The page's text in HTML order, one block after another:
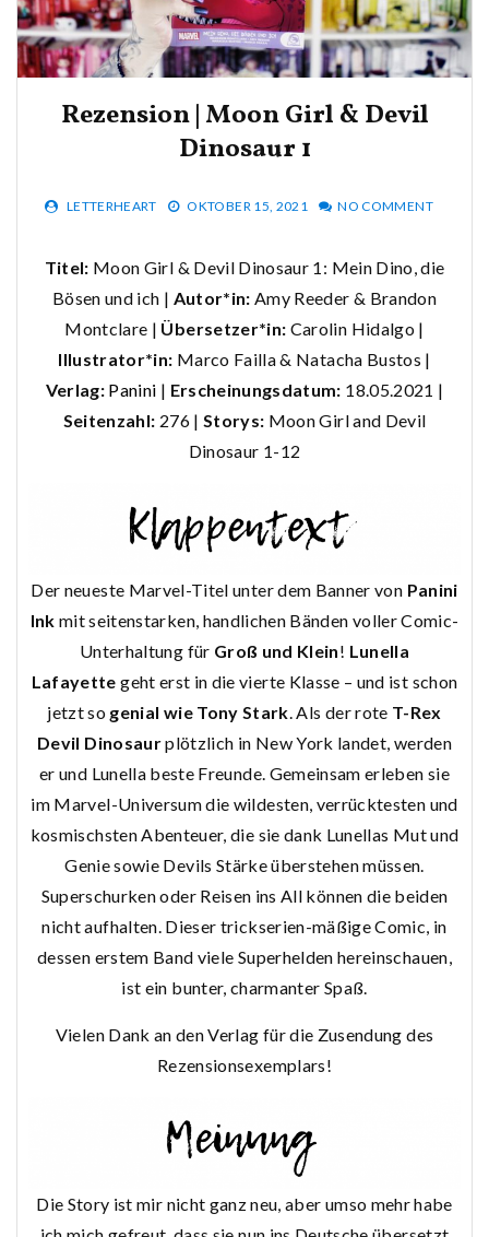
Rezension | Moon Girl & Devil
Dinosaur 1
LETTERHEART OKTOBER 15, 2021 NO COMMENT
Titel: Moon Girl & Devil Dinosaur 1: Mein Dino, die
Bösen und ich | Autor*in: Amy Reeder & Brandon
Montclare | Übersetzer*in: Carolin Hidalgo |
Illustrator*in: Marco Failla & Natacha Bustos |
Verlag: Panini | Erscheinungsdatum: 18.05.2021 |
Seitenzahl: 276 | Storys: Moon Girl and Devil
Dinosaur 1-12
Der neueste Marvel-Titel unter dem Banner von Panini
Ink mit seitenstarken, handlichen Bänden voller Comic-
Unterhaltung für Groß und Klein! Lunella
Lafayette geht erst in die vierte Klasse – und ist schon
jetzt so genial wie Tony Stark . Als der rote T-Rex
Devil Dinosaurplötzlich in New York landet, werden
er und Lunella beste Freunde. Gemeinsam erleben sie
im Marvel-Universum die wildesten, verrücktesten und
kosmischsten Abenteuer, die sie dank Lunellas Mut und
Genie sowie Devils Stärke überstehen müssen.
Superschurken oder Reisen ins All können die beiden
nicht aufhalten. Dieser trickserien-mäßige Comic, in
dessen erstem Band viele Superhelden hereinschauen,
ist ein bunter, charmanter Spaß.
Vielen Dank an den Verlag für die Zusendung des
Rezensionsexemplars!
Die Story ist mir nicht ganz neu, aber umso mehr habe